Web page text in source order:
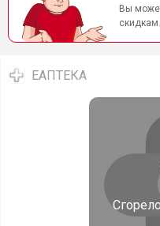
Вы
скидкам.
Сгорело
ЕАПТЕКА